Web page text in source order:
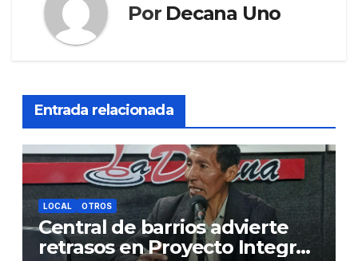
Por Decana Uno
Entrada relacionada
LOCAL OTROS
Central de barrios advierte
retrasos en Proyecto Integral